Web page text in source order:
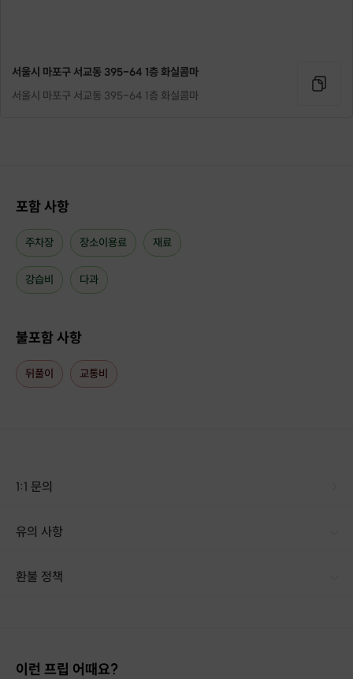
서울시 마포구 서교동 395-64 1층 화실콤마
서울시 마포구 서교동 395-64 1층 화실콤마
포함 사항
주차장 장소이용료 재료
강습비 다과
불포함 사항
뒤풀이 교통비
1:1 문의
유의 사항
환불 정책
이런 프립 어때요?